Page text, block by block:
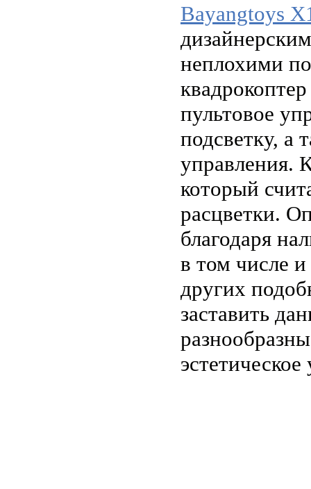
Вayangtoys
неплохими
пультовое
подсветку, а
управления.
который
расцветки.
благодаря
в том числе
других
заставить